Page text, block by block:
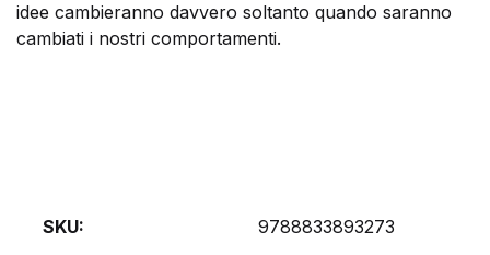
idee cambieranno davvero soltanto quando saranno
cambiati i nostri comportamenti.
SKU: 9788833893273